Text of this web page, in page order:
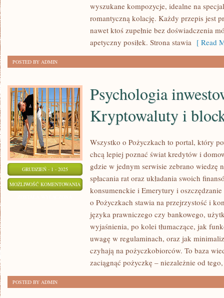
wyszukane kompozycje, idealne na
romantyczną kolację. Każdy przepis jest
nawet ktoś zupełnie bez doświadczenia
apetyczny posiłek. Strona stawia [ Read
POSTED BY ADMIN
GRUDZIEŃ - 1 - 2025
MOŻLIWOŚĆ KOMENTOWANIA PSYCHOLOGIA
KRYPTOWALUTY
Psychologia
Kryptowaluty i
Wszystko o Pożyczkach to portal, który
chcą lepiej poznać świat kredytów i
gdzie w jednym serwisie zebrano wiedzę
spłacania rat oraz układania swoich
konsumenckie i Emerytury i
o Pożyczkach stawia na przejrzystość i
języka prawniczego czy bankowego,
wyjaśnienia, po kolei tłumaczące, jak
uwagę w regulaminach, oraz jak
czyhają na pożyczkobiorców. To baza
zaciągnąć pożyczkę – niezależnie od tego,
POSTED BY ADMIN